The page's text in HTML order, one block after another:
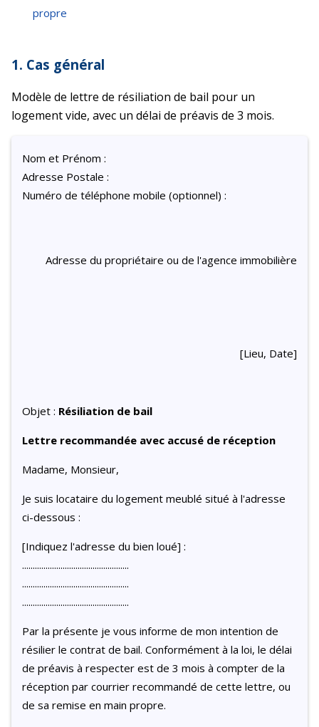
propre
1. Cas général
Modèle de lettre de résiliation de bail pour un
logement vide, avec un délai de préavis de 3 mois.
Nom et Prénom :
Adresse Postale :
Numéro de téléphone mobile (optionnel) :
Adresse du propriétaire ou de l'agence immobilière
[Lieu, Date]
Objet : Résiliation de bail
Lettre recommandée avec accusé de réception
Madame, Monsieur,
Je suis locataire du logement meublé situé à l'adresse
ci-dessous :
[Indiquez l'adresse du bien loué] :
..................................................
..................................................
..................................................
Par la présente je vous informe de mon intention de
résilier le contrat de bail. Conformément à la loi, le délai
de préavis à respecter est de 3 mois à compter de la
réception par courrier recommandé de cette lettre, ou
de sa remise en main propre.